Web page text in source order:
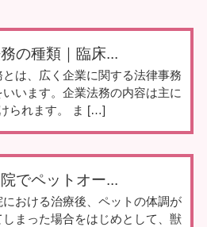
の種類｜臨床...
は、広く企業に関する法律事務
います。企業法務の内容は主に
られます。 ま […]
でペットオー...
における治療後、ペットの体調が
しまった場合をはじめとして、獣